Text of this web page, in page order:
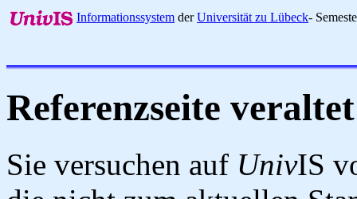
Informationssystem derUniversität zu Lübeck-
Referenzseite veraltet
Sie versuchen auf UnivIS